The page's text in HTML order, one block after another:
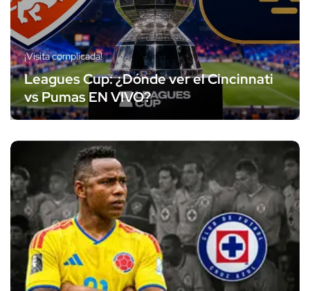
¡Visita complicada!
Leagues Cup: ¿Dónde ver el Cincinnati
vs Pumas EN VIVO?